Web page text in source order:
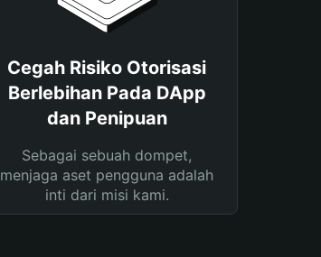
Cegah Risiko Otorisasi
Berlebihan Pada DApp
dan Penipuan
Sebagai sebuah dompet,
menjaga aset pengguna adalah
inti dari misi kami.